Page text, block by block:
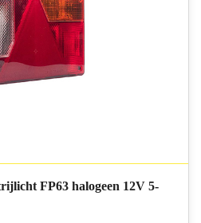
FP63 halogeen 12V 5-